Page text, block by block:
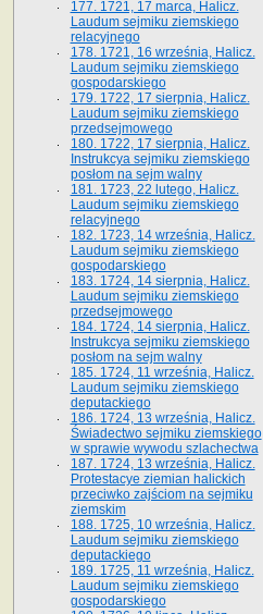
177. 1721, 17 marca, Halicz.
Laudum sejmiku ziemskiego
relacyjnego
178. 1721, 16 września, Halicz.
Laudum sejmiku ziemskiego
gospodarskiego
179. 1722, 17 sierpnia, Halicz.
Laudum sejmiku ziemskiego
przedsejmowego
180. 1722, 17 sierpnia, Halicz.
Instrukcya sejmiku ziemskiego
posłom na sejm walny
181. 1723, 22 lutego, Halicz.
Laudum sejmiku ziemskiego
relacyjnego
182. 1723, 14 września, Halicz.
Laudum sejmiku ziemskiego
gospodarskiego
183. 1724, 14 sierpnia, Halicz.
Laudum sejmiku ziemskiego
przedsejmowego
184. 1724, 14 sierpnia, Halicz.
Instrukcya sejmiku ziemskiego
posłom na sejm walny
185. 1724, 11 września, Halicz.
Laudum sejmiku ziemskiego
deputackiego
186. 1724, 13 września, Halicz.
Świadectwo sejmiku ziemskiego
w sprawie wywodu szlachectwa
187. 1724, 13 września, Halicz.
Protestacye ziemian halickich
przeciwko zajściom na sejmiku
ziemskim
188. 1725, 10 września, Halicz.
Laudum sejmiku ziemskiego
deputackiego
189. 1725, 11 września, Halicz.
Laudum sejmiku ziemskiego
gospodarskiego